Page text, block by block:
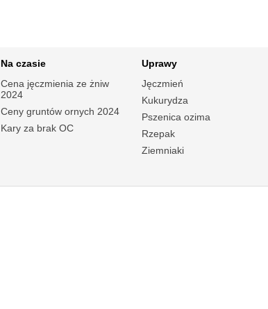
Na czasie
Cena jęczmienia ze żniw
2024
Ceny gruntów ornych 2024
Kary za brak OC
Uprawy
Jęczmień
Kukurydza
Pszenica ozima
Rzepak
Ziemniaki